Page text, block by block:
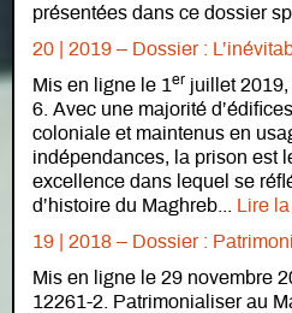
présentées dans ce dossier
20 | 2019 – Dossier :
Mis en ligne le 1 er juillet
6. Avec une majorité
coloniale et maintenus en
indépendances, la prison est
excellence dans lequel se
d’histoire du Maghreb...
Lire
19 | 2018 – Dossier :
Mis en ligne le 29 novembre
12261-2. Patrimonialiser au